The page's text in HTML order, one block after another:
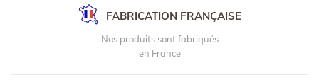
FABRICATION FRANÇAISE
Nos produits sont fabriqués
en France